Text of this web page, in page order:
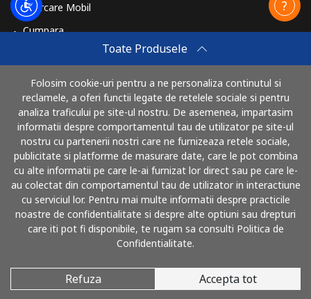
Toate Produsele
Folosim cookie-uri pentru a ne personaliza continutul si
reclamele, a oferi functii legate de retelele sociale si pentru
analiza traficului pe site-ul nostru. De asemenea, impartasim
informatii despre comportamentul tau de utilizator pe site-ul
nostru cu partenerii nostri care ne furnizeaza retele sociale,
publicitate si platforme de masurare date, care le pot combina
cu alte informatii pe care le-ai furnizat lor direct sau pe care le-
au colectat din comportamentul tau de utilizator in interactiune
cu serviciul lor. Pentru mai multe informatii despre practicile
noastre de confidentialitate si despre alte optiuni sau drepturi
care iti pot fi disponibile, te rugam sa consulti Politica de
Confidentialitate.
Refuza Accepta tot
Reincarcare Mobil
Cumpara
Travel eSIM
Cumpara
Cum functioneaza
Poti plati cu
© 2026 SunaRomania